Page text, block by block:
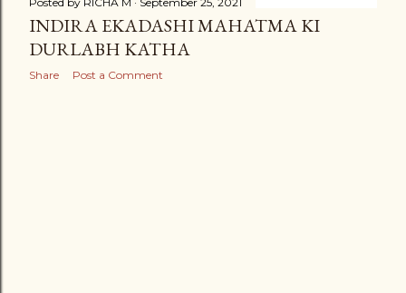
INDIRA EKADASHI MAHATMA KI
DURLABH KATHA
Share Post a Comment